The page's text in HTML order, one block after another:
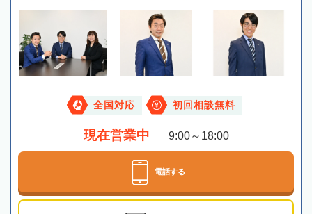
全国対応 初回相談無料
現在営業中 9:00～18:00
電話する